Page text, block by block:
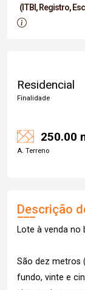
(ITBI, Registro,
Residencial
Finalidade
250.00
A. Terreno
Descrição
Lote à venda no
São dez metros
fundo, vinte e